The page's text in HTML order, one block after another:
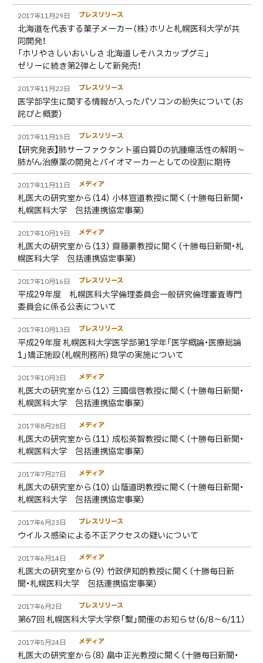
2017年11月29日 プレスリリース
北海道を代表する菓子メーカー（株）ホリと札幌医科大学が共
同開発！
「ホリやさしいおいしさ 北海道しそハスカップグミ」
ゼリーに続き第2弾として新発売！
2017年11月22日 プレスリリース
医学部学生に関する情報が入ったパソコンの紛失について（お
詫びと概要）
2017年11月15日 プレスリリース
【研究発表】肺サーファクタント蛋白質Dの抗腫瘍活性の解明～
肺がん治療薬の開発とバイオマーカーとしての役割に期待
2017年11月11日 メディア
札医大の研究室から（14） 小林宣道教授に聞く（十勝毎日新聞・
札幌医科大学 包括連携協定事業）
2017年10月19日 メディア
札医大の研究室から（13） 齋藤豪教授に聞く（十勝毎日新聞・札
幌医科大学 包括連携協定事業）
2017年10月16日 プレスリリース
平成29年度 札幌医科大学倫理委員会一般研究倫理審査専門
委員会に係る公表について
2017年10月13日 プレスリリース
平成29年度 札幌医科大学医学部第1学年「医学概論・医療総論
1」矯正施設（札幌刑務所）見学の実施について
2017年10月3日 メディア
札医大の研究室から（12） 三國信啓教授に聞く（十勝毎日新聞・
札幌医科大学 包括連携協定事業）
2017年8月28日 メディア
札医大の研究室から（11） 成松英智教授に聞く（十勝毎日新聞・
札幌医科大学 包括連携協定事業）
2017年7月27日 メディア
札医大の研究室から（10） 山蔭道明教授に聞く（十勝毎日新聞・
札幌医科大学 包括連携協定事業）
2017年6月23日 プレスリリース
ウイルス感染による不正アクセスの疑いについて
2017年6月14日 メディア
札医大の研究室から（9） 竹政伊知朗教授に聞く（十勝毎日新
聞・札幌医科大学 包括連携協定事業）
2017年6月2日 プレスリリース
第67回 札幌医科大学大学祭「繋」開催のお知らせ（6/8～6/11）
2017年5月24日 メディア
札医大の研究室から（8） 畠中正光教授に聞く（十勝毎日新聞・